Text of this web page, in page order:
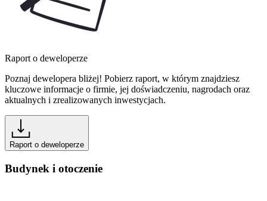
Raport o deweloperze
Poznaj dewelopera bliżej! Pobierz raport, w którym znajdziesz
kluczowe informacje o firmie, jej doświadczeniu, nagrodach oraz
aktualnych i zrealizowanych inwestycjach.
Raport o deweloperze
Budynek i otoczenie